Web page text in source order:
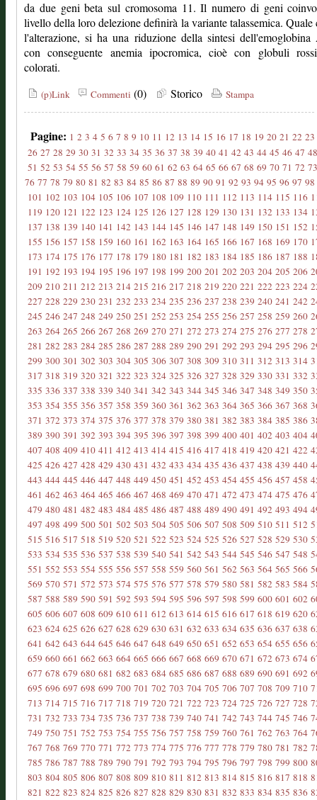
da due geni beta sul cromosoma 11. Il numero di geni
livello della loro delezione definirà la variante talassemica. Quale
l'alterazione, si ha una riduzione della sintesi dell'emoglobina
con conseguente anemia ipocromica, cioè con globuli
colorati.
(p)Link Commenti (0) Storico Stampa
Pagine: 1 2 3 4 5 6 7 8 9 10 11 12 13 14 15 16 17 18 19 20 21 22 23
26 27 28 29 30 31 32 33 34 35 36 37 38 39 40 41 42 43 44 45 46 47 48
51 52 53 54 55 56 57 58 59 60 61 62 63 64 65 66 67 68 69 70 71 72 73
76 77 78 79 80 81 82 83 84 85 86 87 88 89 90 91 92 93 94 95 96 97 98
101 102 103 104 105 106 107 108 109 110 111 112 113 114 115 116
119 120 121 122 123 124 125 126 127 128 129 130 131 132 133 134
137 138 139 140 141 142 143 144 145 146 147 148 149 150 151 152
155 156 157 158 159 160 161 162 163 164 165 166 167 168 169 170
173 174 175 176 177 178 179 180 181 182 183 184 185 186 187 188
191 192 193 194 195 196 197 198 199 200 201 202 203 204 205 206
209 210 211 212 213 214 215 216 217 218 219 220 221 222 223 224
227 228 229 230 231 232 233 234 235 236 237 238 239 240 241 242
245 246 247 248 249 250 251 252 253 254 255 256 257 258 259 260
263 264 265 266 267 268 269 270 271 272 273 274 275 276 277 278
281 282 283 284 285 286 287 288 289 290 291 292 293 294 295 296
299 300 301 302 303 304 305 306 307 308 309 310 311 312 313 314
317 318 319 320 321 322 323 324 325 326 327 328 329 330 331 332
335 336 337 338 339 340 341 342 343 344 345 346 347 348 349 350
353 354 355 356 357 358 359 360 361 362 363 364 365 366 367 368
371 372 373 374 375 376 377 378 379 380 381 382 383 384 385 386
389 390 391 392 393 394 395 396 397 398 399 400 401 402 403 404
407 408 409 410 411 412 413 414 415 416 417 418 419 420 421 422
425 426 427 428 429 430 431 432 433 434 435 436 437 438 439 440
443 444 445 446 447 448 449 450 451 452 453 454 455 456 457 458
461 462 463 464 465 466 467 468 469 470 471 472 473 474 475 476
479 480 481 482 483 484 485 486 487 488 489 490 491 492 493 494
497 498 499 500 501 502 503 504 505 506 507 508 509 510 511 512
515 516 517 518 519 520 521 522 523 524 525 526 527 528 529 530
533 534 535 536 537 538 539 540 541 542 543 544 545 546 547 548
551 552 553 554 555 556 557 558 559 560 561 562 563 564 565 566
569 570 571 572 573 574 575 576 577 578 579 580 581 582 583 584
587 588 589 590 591 592 593 594 595 596 597 598 599 600 601 602
605 606 607 608 609 610 611 612 613 614 615 616 617 618 619 620
623 624 625 626 627 628 629 630 631 632 633 634 635 636 637 638
641 642 643 644 645 646 647 648 649 650 651 652 653 654 655 656
659 660 661 662 663 664 665 666 667 668 669 670 671 672 673 674
677 678 679 680 681 682 683 684 685 686 687 688 689 690 691 692
695 696 697 698 699 700 701 702 703 704 705 706 707 708 709 710
713 714 715 716 717 718 719 720 721 722 723 724 725 726 727 728
731 732 733 734 735 736 737 738 739 740 741 742 743 744 745 746
749 750 751 752 753 754 755 756 757 758 759 760 761 762 763 764
767 768 769 770 771 772 773 774 775 776 777 778 779 780 781 782
785 786 787 788 789 790 791 792 793 794 795 796 797 798 799 800
803 804 805 806 807 808 809 810 811 812 813 814 815 816 817 818
821 822 823 824 825 826 827 828 829 830 831 832 833 834 835 836